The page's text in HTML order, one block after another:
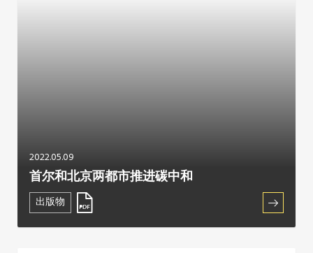
2022.05.09
首尔和北京两都市推进碳中和
出版物